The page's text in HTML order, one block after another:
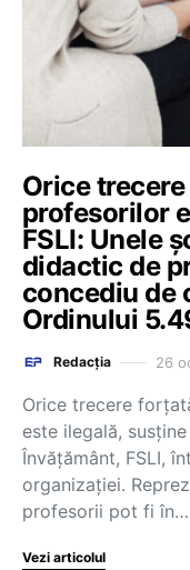
Orice
profesorilor
FSLI: Unele
didactic de
concediu de
Ordinului
Redacția 26
Orice trecere
este ilegală,
Învățământ, FSLI,
organizației.
profesorii pot fi în…
Vezi articolul